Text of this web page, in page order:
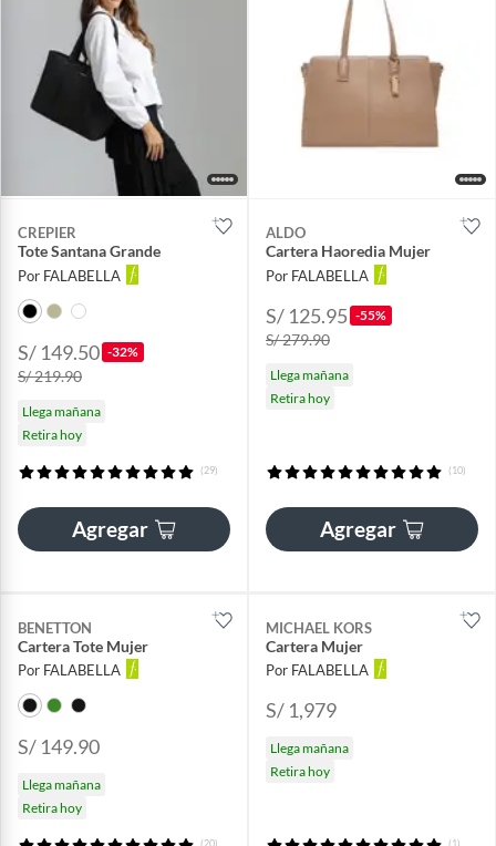
CREPIER
Tote Santana Grande
Por FALABELLA
S/ 149.50 -32%
S/ 219.90
Llega mañana
Retira hoy
(29)
Agregar
ALDO
Cartera Haoredia Mujer
Por FALABELLA
S/ 125.95 -55%
S/ 279.90
Llega mañana
Retira hoy
(10)
Agregar
BENETTON
Cartera Tote Mujer
Por FALABELLA
S/ 149.90
Llega mañana
Retira hoy
(20)
MICHAEL KORS
Cartera Mujer
Por FALABELLA
S/ 1,979
Llega mañana
Retira hoy
(1)